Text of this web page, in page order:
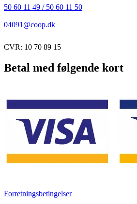
50 60 11 49 / 50 60 11 50
04091@coop.dk
CVR: 10 70 89 15
Betal med følgende kort
Forretningsbetingelser